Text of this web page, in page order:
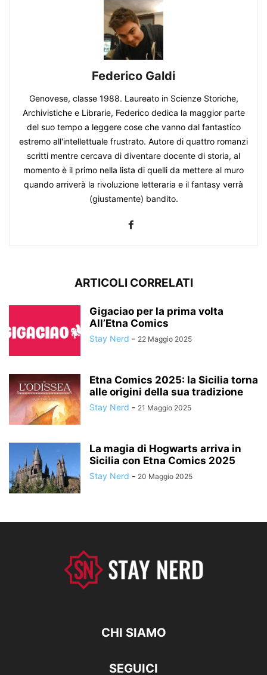
Federico Galdi
Genovese, classe 1988. Laureato in Scienze Storiche,
Archivistiche e Librarie, Federico dedica la maggior parte
del suo tempo a leggere cose che vanno dal fantastico
estremo all'intellettuale frustrato. Autore di quattro romanzi
scritti mentre cercava di diventare docente di storia, al
momento è il primo nella lista di quelli da mettere al muro
quando arriverà la rivoluzione letteraria e il fantasy verrà
(giustamente) bandito.
ARTICOLI CORRELATI
Gigaciao per la prima volta
All’Etna Comics
Stay Nerd - 22 Maggio 2025
Etna Comics 2025: la Sicilia torna
alle origini della sua tradizione
Stay Nerd - 21 Maggio 2025
La magia di Hogwarts arriva in
Sicilia con Etna Comics 2025
Stay Nerd - 20 Maggio 2025
CHI SIAMO
SEGUICI